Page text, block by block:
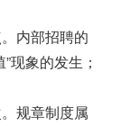
内部招聘的
现象的发生；
规章制度属